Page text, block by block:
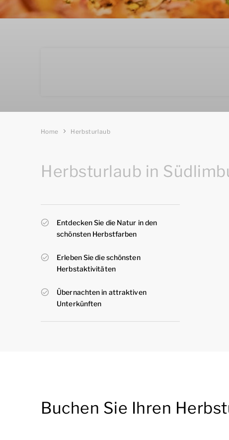
Home Herbsturlaub
Herbsturlaub in
Entdecken Sie die Natur in den
schönsten Herbstfarben
Erleben Sie die schönsten
Herbstaktivitäten
Übernachten in attraktiven
Unterkünften
Buchen Sie Ihren